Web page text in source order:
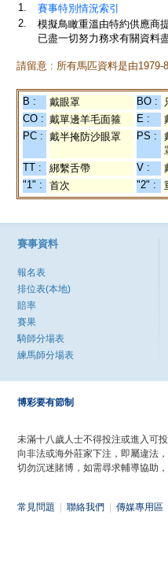
1.
賽事特別情況索引
2.
模擬鳥瞰重溫由特約供應商
已盡一切努力務求有關資料
請留意 : 所有馬匹資料是由1979-
B : 戴眼罩 BO :
CO : 戴單邊羊毛面箍 E :
PC : 戴半掩防沙眼罩 PS :
TT : 綁繫舌帶 V :
"1" :
首次 "2" :
賽事資料
報名表
排位表(本地)
賠率
賽果
騎師分場表
練馬師分場表
博彩要有節制
未滿十八歲人士不得投注或進入可投
向非法或海外莊家下注，即屬違法，
切勿沉迷賭博，如需尋求輔導協助
常見問題 聯絡我們 傳媒專用區